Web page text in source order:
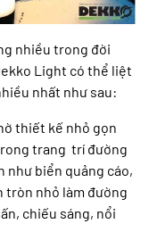
nhiều trong đời
Light có thể liệt
nhất như sau:
thiết kế nhỏ gọn
trang trí đường
như biển quảng cáo,
tròn nhỏ làm đường
chiếu sáng, nổi